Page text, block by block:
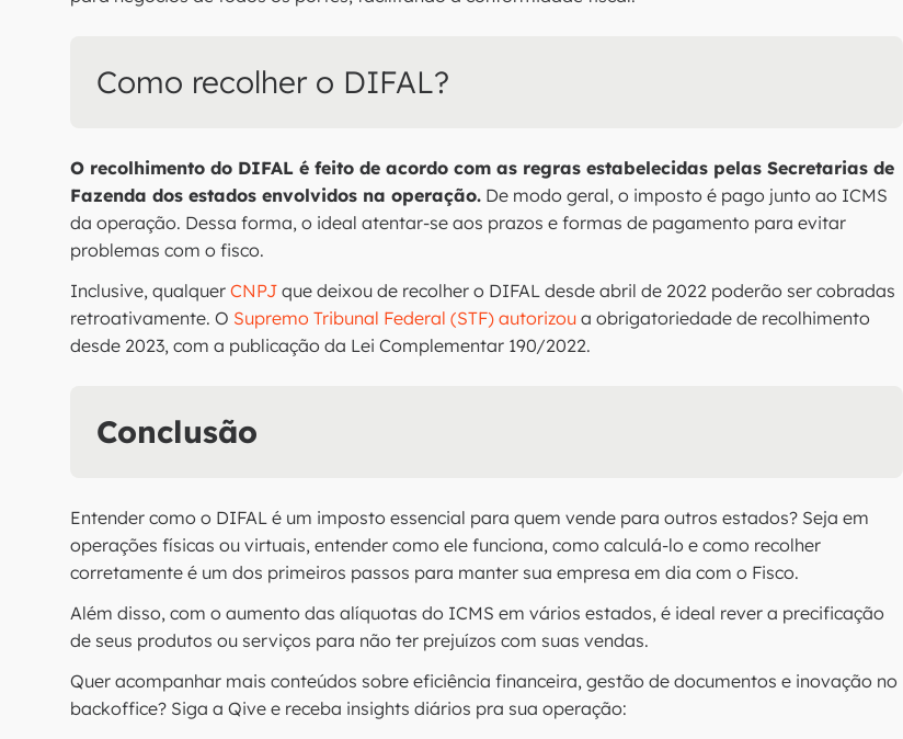
Como recolher o DIFAL?
O recolhimento do DIFAL é feito de acordo com as regras estabelecidas pelas Secretarias de
Fazenda dos estados envolvidos na operação. De modo geral, o imposto é pago junto ao ICMS
da operação. Dessa forma, o ideal atentar-se aos prazos e formas de pagamento para evitar
problemas com o fisco.
Inclusive, qualquer CNPJ que deixou de recolher o DIFAL desde abril de 2022 poderão ser cobradas
retroativamente. O Supremo Tribunal Federal (STF) autorizou a obrigatoriedade de recolhimento
desde 2023, com a publicação da Lei Complementar 190/2022.
Conclusão
Entender como o DIFAL é um imposto essencial para quem vende para outros estados? Seja em
operações físicas ou virtuais, entender como ele funciona, como calculá-lo e como recolher
corretamente é um dos primeiros passos para manter sua empresa em dia com o Fisco.
Além disso, com o aumento das alíquotas do ICMS em vários estados, é ideal rever a precificação
de seus produtos ou serviços para não ter prejuízos com suas vendas.
Quer acompanhar mais conteúdos sobre eficiência financeira, gestão de documentos e inovação no
backoffice? Siga a Qive e receba insights diários pra sua operação: